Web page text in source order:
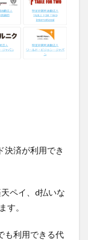
決済が利用でき
ペイ、d払いな
す。
も利用できる代